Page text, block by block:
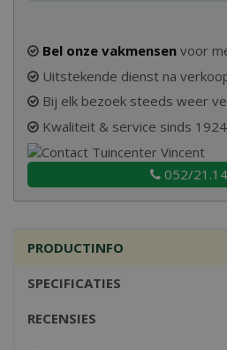
Bel onze vakmensen voor
Uitstekende dienst na
Bij elk bezoek steeds weer
Kwaliteit & service sinds 1924
052/
PRODUCTINFO
SPECIFICATIES
RECENSIES